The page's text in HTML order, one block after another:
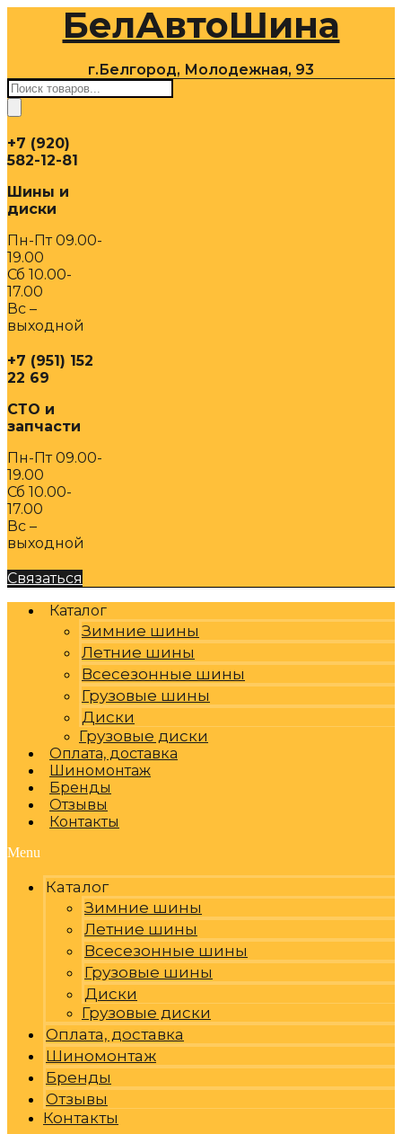
содержимомуБелАвтоШина
г.Белгород, Молодежная, 93
Поиск
товаров
+7 (920)
582-12-81
Шины и
диски
Пн-Пт 09.00-
19.00
Сб 10.00-
17.00
Вс –
выходной
+7 (951) 152
22 69
СТО и
запчасти
Пн-Пт 09.00-
19.00
Сб 10.00-
17.00
Вс –
выходной
Связаться
Каталог
Зимние шины
Летние шины
Всесезонные шины
Грузовые шины
Диски
Грузовые диски
Оплата, доставка
Шиномонтаж
Бренды
Отзывы
Контакты
Menu
Каталог
Зимние шины
Летние шины
Всесезонные шины
Грузовые шины
Диски
Грузовые диски
Оплата, доставка
Шиномонтаж
Бренды
Отзывы
Контакты